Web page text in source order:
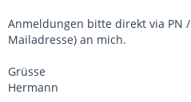
Anmeldungen bitte direkt via PN
Mailadresse) an mich.
Grüsse
Hermann